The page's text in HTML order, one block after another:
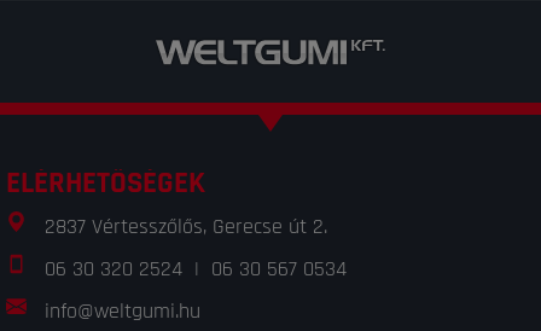
ELÉRHETŐSÉGEK
2837 Vértesszőlős, Gerecse út 2.
06 30 320 2524 | 06 30 567 0534
info@weltgumi.hu